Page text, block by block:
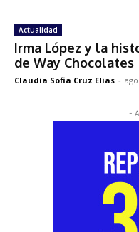
Actualidad
Irma López y la
de Way Chocolates
Claudia Sofia Cruz Elias -
-